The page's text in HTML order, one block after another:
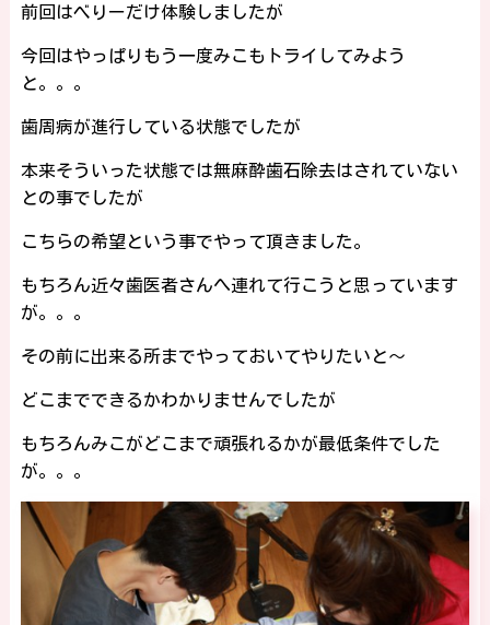
前回はべりーだけ体験しましたが
今回はやっぱりもう一度みこもトライしてみよう
と。。。
歯周病が進行している状態でしたが
本来そういった状態では無麻酔歯石除去はされていない
との事でしたが
こちらの希望という事でやって頂きました。
もちろん近々歯医者さんへ連れて行こうと思っています
が。。。
その前に出来る所までやっておいてやりたいと～
どこまでできるかわかりませんでしたが
もちろんみこがどこまで頑張れるかが最低条件でした
が。。。